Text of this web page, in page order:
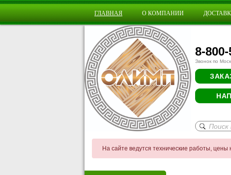
ГЛАВНАЯ О КОМПАНИИ
8-
Звонок по
На сайте ведутся технические работы,